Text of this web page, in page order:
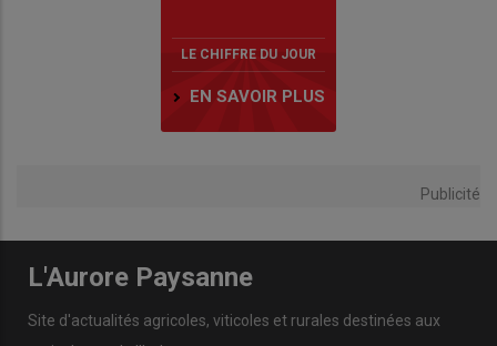
LE CHIFFRE DU JOUR
EN SAVOIR PLUS
Publicité
L'Aurore Paysanne
Site d'actualités agricoles, viticoles et rurales destinées aux